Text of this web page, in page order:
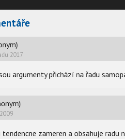
2017
argumenty přichází na řadu
zameren a obsahuje radu